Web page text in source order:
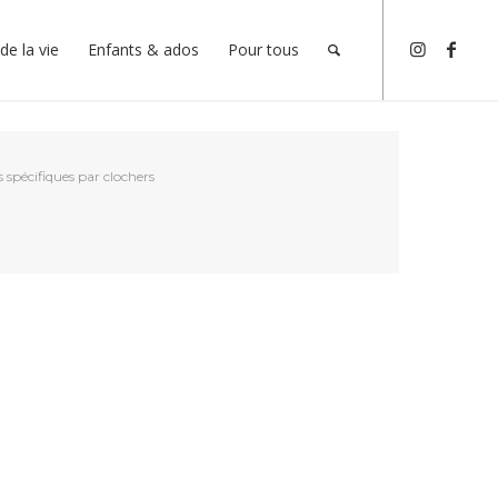
la vie Enfants & ados Pour tous
spécifiques par clochers